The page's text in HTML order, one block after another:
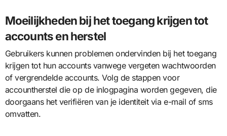
Moeilijkheden bij het toegang krijgen tot
accounts en herstel
Gebruikers kunnen problemen ondervinden bij het toegang
krijgen tot hun accounts vanwege vergeten wachtwoorden
of vergrendelde accounts. Volg de stappen voor
accountherstel die op de inlogpagina worden gegeven, die
doorgaans het verifiëren van je identiteit via e-mail of sms
omvatten.